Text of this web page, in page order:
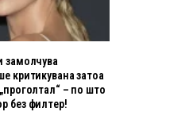
замолчува
критикувана затоа
– по што
без филтер!